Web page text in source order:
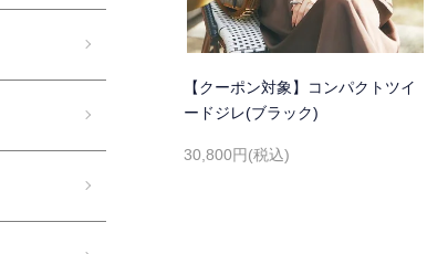
【クーポン対象】コンパクトツイ
ードジレ(ブラック)
30,800円(税込)